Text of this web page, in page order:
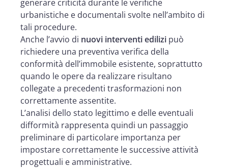
generare criticità durante le verifiche
urbanistiche e documentali svolte nell’ambito di
tali procedure.
Anche l’avvio di nuovi interventi edilizi può
richiedere una preventiva verifica della
conformità dell’immobile esistente, soprattutto
quando le opere da realizzare risultano
collegate a precedenti trasformazioni non
correttamente assentite.
L’analisi dello stato legittimo e delle eventuali
difformità rappresenta quindi un passaggio
preliminare di particolare importanza per
impostare correttamente le successive attività
progettuali e amministrative.